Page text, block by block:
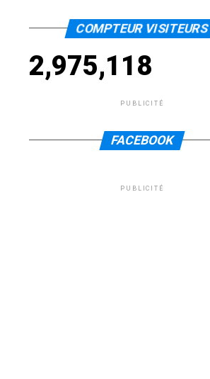
COMPTEUR VISITEURS
2,975,118
PUBLICITÉ
FACEBOOK
PUBLICITÉ